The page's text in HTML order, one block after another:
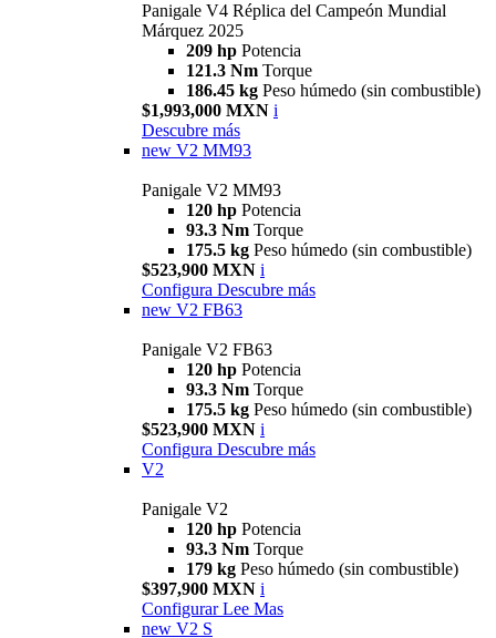
Panigale V4 Réplica del Campeón Mundial
Márquez 2025
209 hp Potencia
121.3 Nm Torque
186.45 kg Peso húmedo (sin combustible)
$1,993,000 MXN i
Descubre más
new V2 MM93
Panigale V2 MM93
120 hp Potencia
93.3 Nm Torque
175.5 kg Peso húmedo (sin combustible)
$523,900 MXN i
Configura Descubre más
new V2 FB63
Panigale V2 FB63
120 hp Potencia
93.3 Nm Torque
175.5 kg Peso húmedo (sin combustible)
$523,900 MXN i
Configura Descubre más
V2
Panigale V2
120 hp Potencia
93.3 Nm Torque
179 kg Peso húmedo (sin combustible)
$397,900 MXN i
Configurar Lee Mas
new V2 S